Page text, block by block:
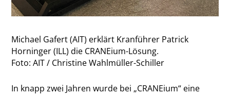
Michael Gafert (AIT) erklärt Kranführer Patrick
Horninger (ILL) die CRANEium-Lösung.
Foto: AIT / Christine Wahlmüller-Schiller
In knapp zwei Jahren wurde bei „CRANEium“ eine